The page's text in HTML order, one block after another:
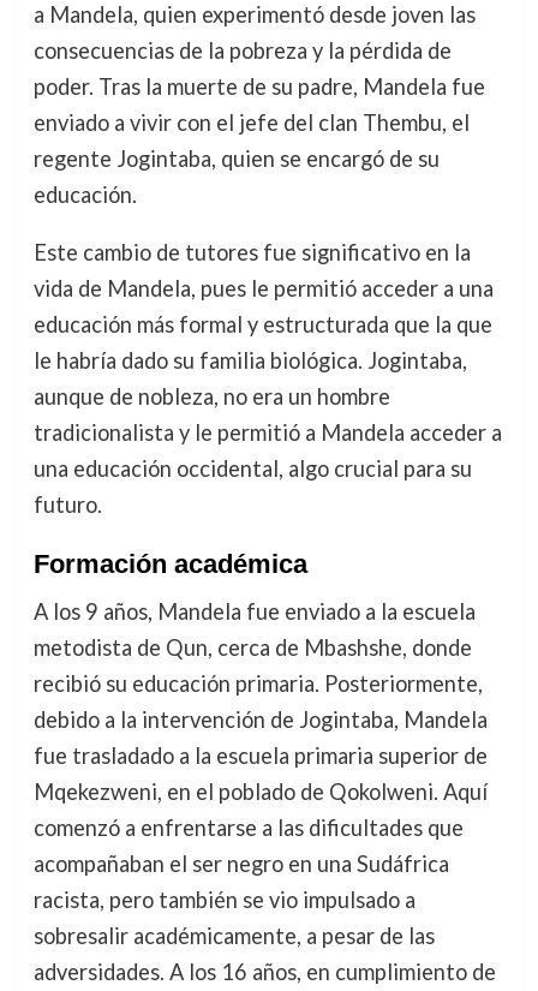
a Mandela, quien experimentó desde joven las
consecuencias de la pobreza y la pérdida de
poder. Tras la muerte de su padre, Mandela fue
enviado a vivir con el jefe del clan Thembu, el
regente Jogintaba, quien se encargó de su
educación.
Este cambio de tutores fue significativo en la
vida de Mandela, pues le permitió acceder a una
educación más formal y estructurada que la que
le habría dado su familia biológica. Jogintaba,
aunque de nobleza, no era un hombre
tradicionalista y le permitió a Mandela acceder a
una educación occidental, algo crucial para su
futuro.
Formación académica
A los 9 años, Mandela fue enviado a la escuela
metodista de Qun, cerca de Mbashshe, donde
recibió su educación primaria. Posteriormente,
debido a la intervención de Jogintaba, Mandela
fue trasladado a la escuela primaria superior de
Mqekezweni, en el poblado de Qokolweni. Aquí
comenzó a enfrentarse a las dificultades que
acompañaban el ser negro en una Sudáfrica
racista, pero también se vio impulsado a
sobresalir académicamente, a pesar de las
adversidades. A los 16 años, en cumplimiento de